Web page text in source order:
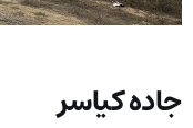
جاده کیاسر